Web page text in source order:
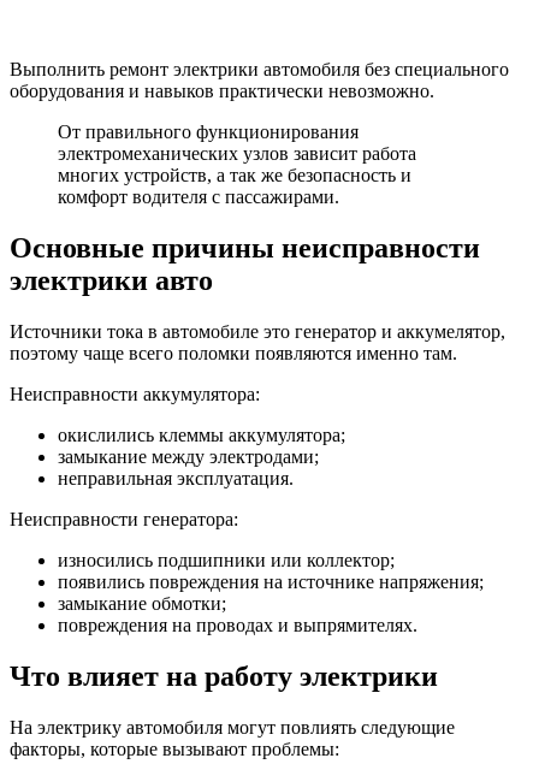
Выполнить ремонт электрики автомобиля без специального
оборудования и навыков практически невозможно.
От правильного функционирования
электромеханических узлов зависит работа
многих устройств, а так же безопасность и
комфорт водителя с пассажирами.
Основные причины неисправности
электрики авто
Источники тока в автомобиле это генератор и аккумелятор,
поэтому чаще всего поломки появляются именно там.
Неисправности аккумулятора:
окислились клеммы аккумулятора;
замыкание между электродами;
неправильная эксплуатация.
Неисправности генератора:
износились подшипники или коллектор;
появились повреждения на источнике напряжения;
замыкание обмотки;
повреждения на проводах и выпрямителях.
Что влияет на работу электрики
На электрику автомобиля могут повлиять следующие
факторы, которые вызывают проблемы: